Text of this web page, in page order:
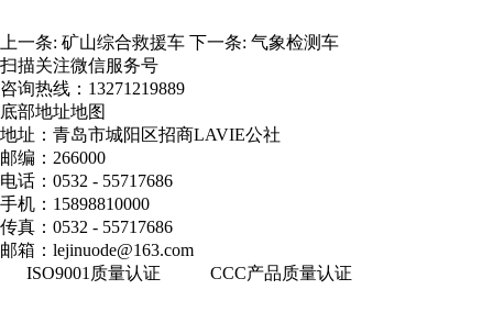
上一条: 矿山综合救援车 下一条: 气象检测车
扫描关注微信服务号
咨询热线： 13271219889
底部地址地图
地址：青岛市城阳区招商LAVIE公社
邮编：266000
电话：0532 - 55717686
手机：15898810000
传真：0532 - 55717686
邮箱：lejinuode@163.com
ISO9001质量认证
CCC产品质量认证